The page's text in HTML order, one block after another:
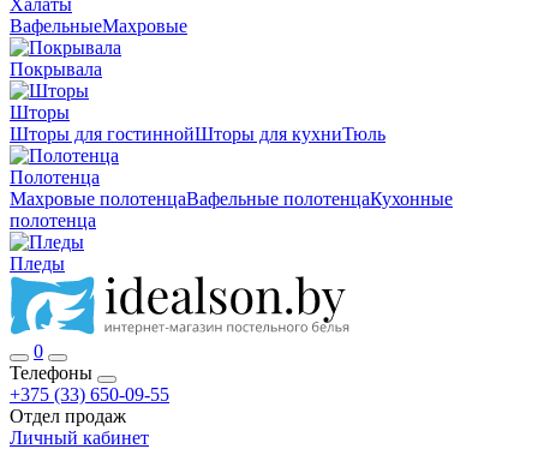
Халаты
ВафельныеМахровые
Покрывала
Шторы
Шторы для гостиннойШторы для кухниТюль
Полотенца
Махровые полотенцаВафельные полотенцаКухонные
полотенца
Пледы
0
Телефоны
+375 (33) 650-09-55
Отдел продаж
Личный кабинет